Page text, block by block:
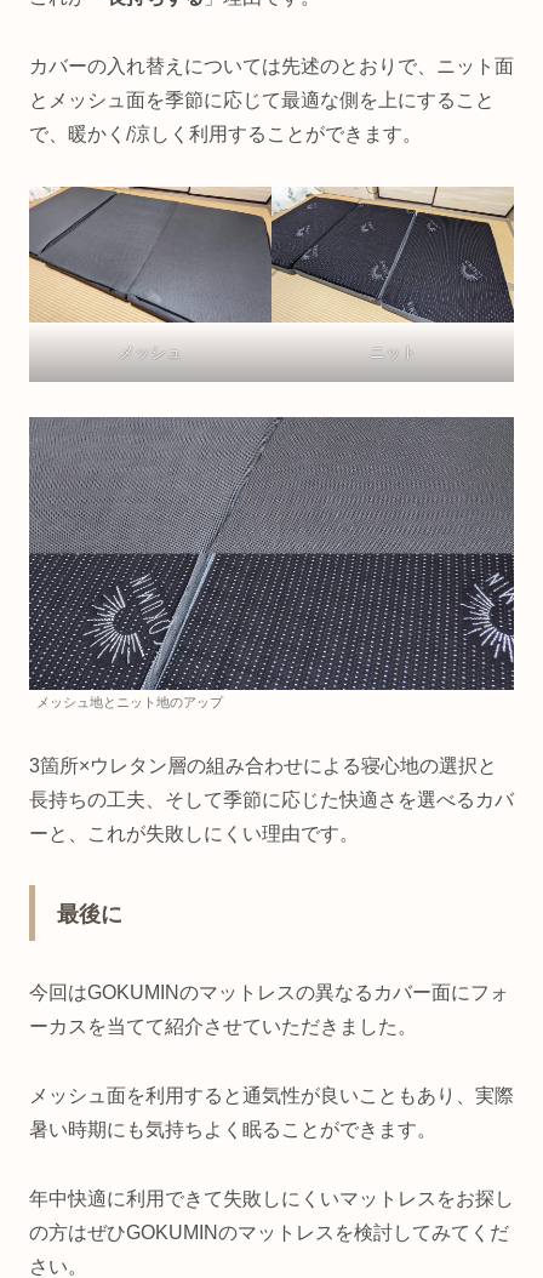
カバーの入れ替えについては先述のとおりで、ニット面
とメッシュ面を季節に応じて最適な側を上にすること
で、暖かく/涼しく利用することができます。
メッシュ ニット
メッシュ地とニット地のアップ
3箇所×ウレタン層の組み合わせによる寝心地の選択と
長持ちの工夫、そして季節に応じた快適さを選べるカバ
ーと、これが失敗しにくい理由です。
最後に
今回はGOKUMINのマットレスの異なるカバー面にフォ
ーカスを当てて紹介させていただきました。
メッシュ面を利用すると通気性が良いこともあり、実際
暑い時期にも気持ちよく眠ることができます。
年中快適に利用できて失敗しにくいマットレスをお探し
の方はぜひGOKUMINのマットレスを検討してみてくだ
さい。